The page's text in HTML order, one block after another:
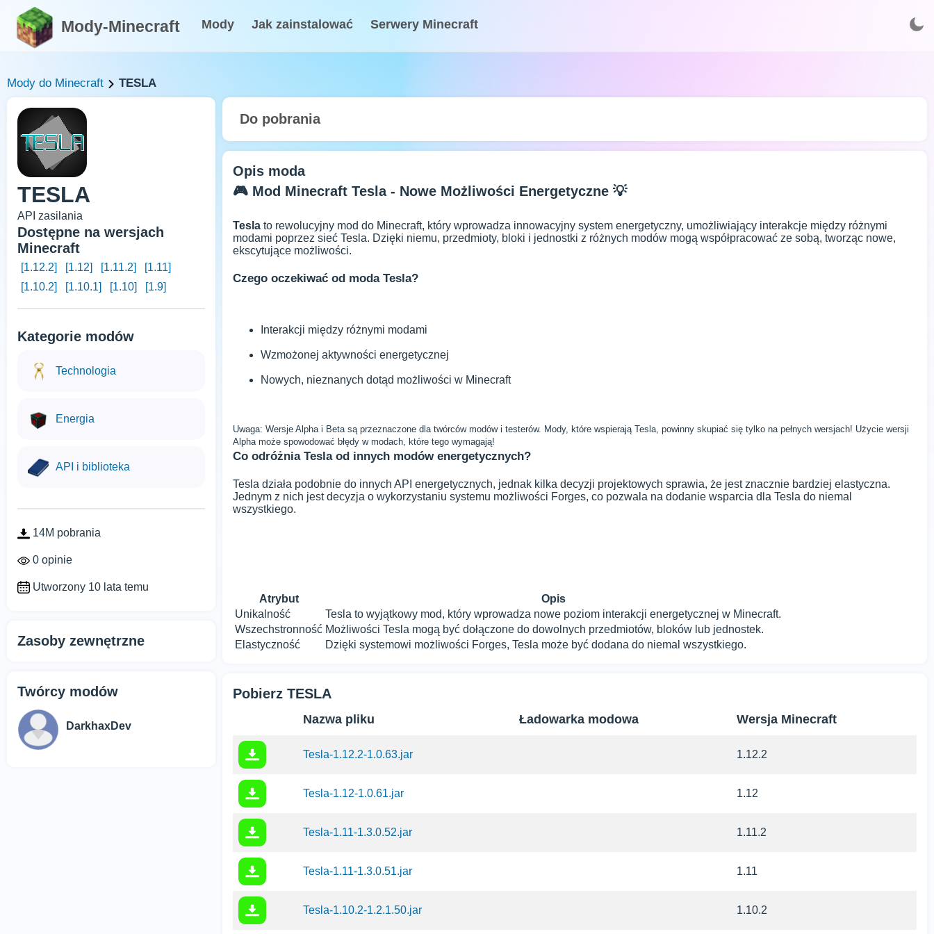
Mody-Minecraft Mody Jak zainstalować Serwery Minecraft
Mody do Minecraft TESLA
TESLA
API zasilania
Dostępne na wersjach
Minecraft
[1.12.2] [1.12] [1.11.2]
[1.11]
[1.10.2]
[1.10.1] [1.10] [1.9]
Kategorie modów
Technologia
Energia
API i biblioteka
14M pobrania
0 opinie
Utworzony 10 lata temu
Zasoby zewnętrzne
Twórcy modów
DarkhaxDev
Do pobrania
Opis moda
🎮 Mod Minecraft Tesla - Nowe Możliwości Energetyczne 💡
Tesla to rewolucyjny mod do Minecraft, który wprowadza innowacyjny system energetyczny, umożliwiający interakcje między różnymi
modami poprzez sieć Tesla. Dzięki niemu, przedmioty, bloki i jednostki z różnych modów mogą współpracować ze sobą, tworząc nowe,
ekscytujące możliwości.
Czego oczekiwać od moda Tesla?
Interakcji między różnymi modami
Wzmożonej aktywności energetycznej
Nowych, nieznanych dotąd możliwości w Minecraft
Uwaga: Wersje Alpha i Beta są przeznaczone dla twórców modów i testerów. Mody, które wspierają Tesla, powinny skupiać się tylko na pełnych wersjach! Użycie wersji
Alpha może spowodować błędy w modach, które tego wymagają!
Co odróżnia Tesla od innych modów energetycznych?
Tesla działa podobnie do innych API energetycznych, jednak kilka decyzji projektowych sprawia, że jest znacznie bardziej elastyczna.
Jednym z nich jest decyzja o wykorzystaniu systemu możliwości Forges, co pozwala na dodanie wsparcia dla Tesla do niemal
wszystkiego.
Atrybut
Opis
Unikalność
Tesla to wyjątkowy mod, który wprowadza nowe poziom interakcji energetycznej w Minecraft.
Wszechstronność Możliwości Tesla mogą być dołączone do dowolnych przedmiotów, bloków lub jednostek.
Elastyczność
Dzięki systemowi możliwości Forges, Tesla może być dodana do niemal wszystkiego.
Pobierz TESLA
Nazwa pliku Ładowarka modowa Wersja Minecraft
Tesla-1.12.2-1.0.63.jar 1.12.2
Tesla-1.12-1.0.61.jar 1.12
Tesla-1.11-1.3.0.52.jar 1.11.2
Tesla-1.11-1.3.0.51.jar 1.11
Tesla-1.10.2-1.2.1.50.jar 1.10.2